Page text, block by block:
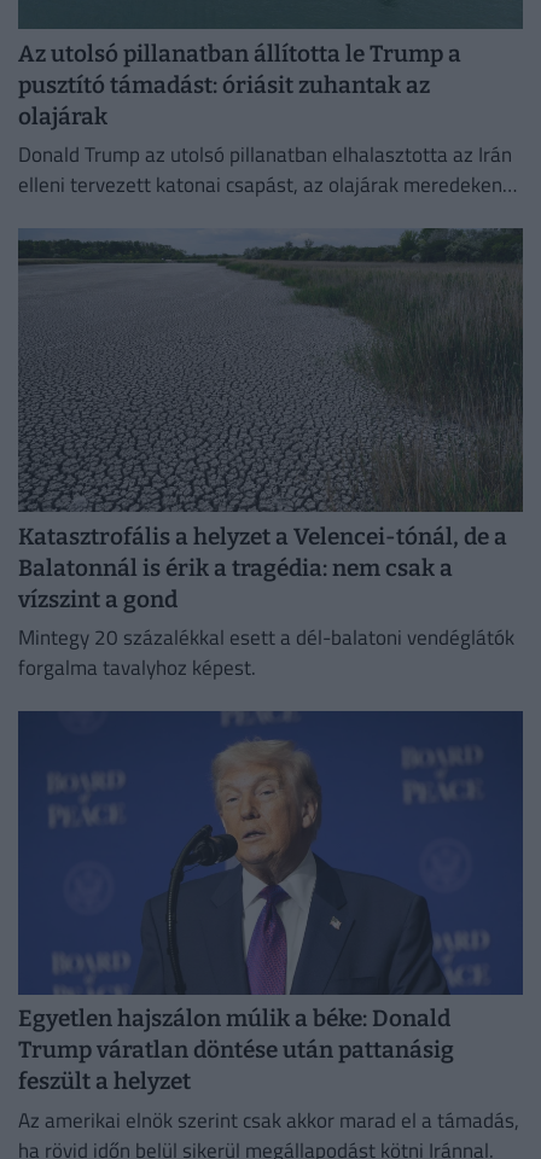
Az utolsó pillanatban állította le Trump a
pusztító támadást: óriásit zuhantak az
olajárak
Donald Trump az utolsó pillanatban elhalasztotta az Irán
elleni tervezett katonai csapást, az olajárak meredeken
Katasztrofális a helyzet a Velencei-tónál, de a
Balatonnál is érik a tragédia: nem csak a
vízszint a gond
Mintegy 20 százalékkal esett a dél-balatoni vendéglátók
forgalma tavalyhoz képest.
Egyetlen hajszálon múlik a béke: Donald
Trump váratlan döntése után pattanásig
feszült a helyzet
Az amerikai elnök szerint csak akkor marad el a támadás,
ha rövid időn belül sikerül megállapodást kötni Iránnal.